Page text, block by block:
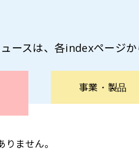
ースは、各indexページか
事業・ 製品
ません。